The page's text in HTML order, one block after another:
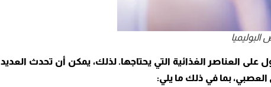
العناصر الغذائية التي يحتاجها. لذلك، يمكن أن تحدث العديد
بما في ذلك ما يلي: